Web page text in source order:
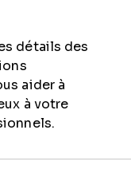
détails des
aider à
à votre